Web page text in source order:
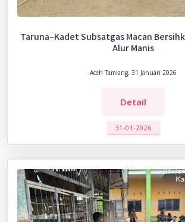
Taruna–Kadet Subsatgas Macan
Alur Manis
Aceh Tamiang, 31 Januari 2026
Detail
31-01-2026